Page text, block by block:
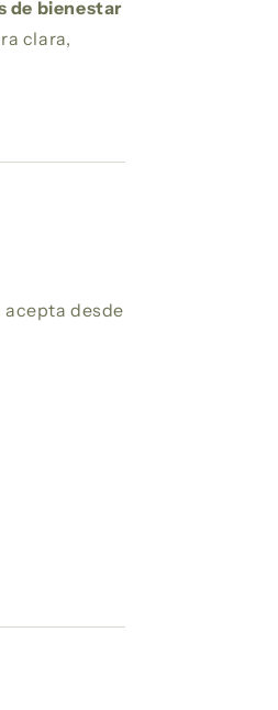
de bienestar
clara,
acepta desde